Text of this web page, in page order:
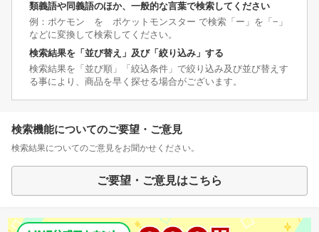
類義語や同義語のほか、一般的な言葉で検索してください
例：ポケモン を ポケットモンスター で検索「ー」を「−」
などに変換して検索してください。
検索結果を「並び替え」及び「絞り込み」する
検索結果を「並び順」「絞込条件」で絞り込み及び並び替えす
る事により、商品を早く探せる場合がございます。
検索機能についてのご要望・ご意見
検索結果についてのご意見をお聞かせください。
ご要望・ご意見はこちら